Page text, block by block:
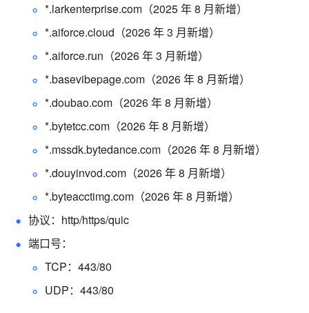
*.larkenterprise.com （2025 年 8 月新增）
*.aiforce.cloud （2026 年 3 月新增）
*.aiforce.run（2026 年 3 月新增）
*.basevibepage.com （2026 年 8 月新增）
*.doubao.com （2026 年 8 月新增）
*.bytetcc.com （2026 年 8 月新增）
*.mssdk.bytedance.com （2026 年 8 月新增）
*.douyinvod.com （2026 年 8 月新增）
*.byteacctimg.com （2026 年 8 月新增）
协议：http/https/quic
端口号：
TCP：443/80
UDP：443/80